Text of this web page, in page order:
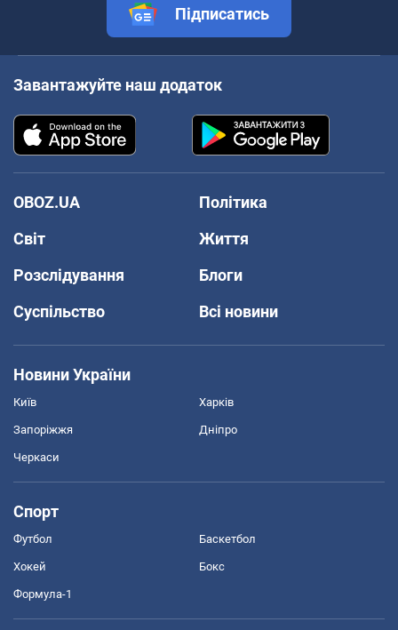
Підписатись
Завантажуйте наш додаток
OBOZ.UA
Політика
Світ
Життя
Розслідування
Блоги
Суспільство
Всі новини
Новини України
Київ Харків
Запоріжжя Дніпро
Черкаси
Спорт
Футбол Баскетбол
Хокей Бокс
Формула-1